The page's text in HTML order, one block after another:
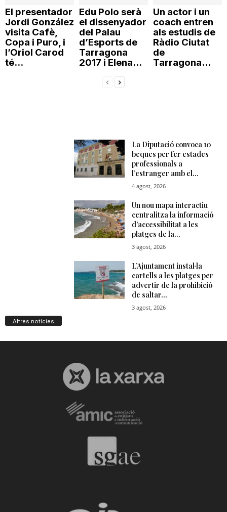
El presentador
Jordi González
visita Cafè,
Copa i Puro, i
l’Oriol Carod
té...
Edu Polo serà
el dissenyador
del Palau
d’Esports de
Tarragona
2017 i Elena...
Un actor i un
coach entren
als estudis de
Ràdio Ciutat
de
Tarragona...
Altres notícies